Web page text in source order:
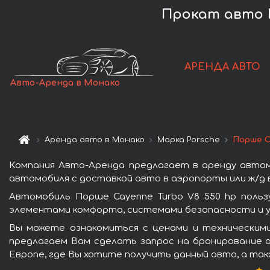
Прокат авто
Авто-Аренда в Монако
АРЕНДА АВТО
Аренда авто в Монако Марка Porsche Порше
Компания Авто-Аренда предлагает в аренду
автомобиля с доставкой авто в аэропорты или ж/д
Автомобиль Порше Cayenne Turbo V8 550 hp
элементами комфорта, системами безопасности и
Вы можете ознакомиться с ценами и
предлагаем Вам сделать запрос на
Европе, где Вы хотите получить данный авто, а